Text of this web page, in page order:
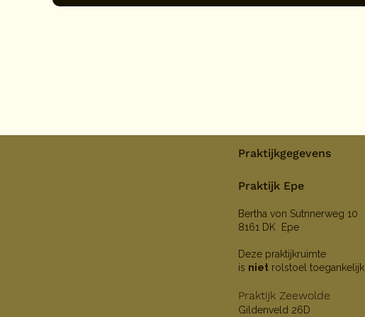
Praktijkgegevens
Praktijk Epe
Bertha von Sutnnerweg 10
8161 DK Epe
Deze praktijkruimte
is niet rolstoel toegankelijk
Praktijk Zeewolde
Gildenveld 26D